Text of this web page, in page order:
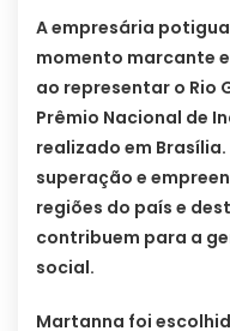
A empresária
momento marcante
ao representar o Rio
Prêmio Nacional de
realizado em
superação e
regiões do país e
contribuem para a
social.
Martanna foi